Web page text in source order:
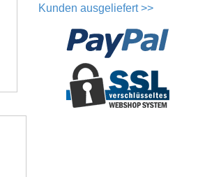
Kunden ausgeliefert >>